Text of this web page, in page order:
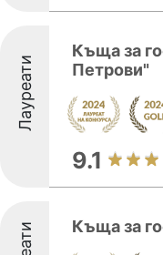
Лауреати
Къща за
Петрови"
9.1
Къща за